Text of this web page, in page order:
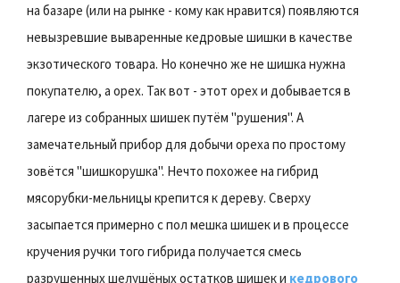
на базаре (или на рынке - кому как нравится) появляются
невызревшие вываренные кедровые шишки в качестве
экзотического товара. Но конечно же не шишка нужна
покупателю, а орех. Так вот - этот орех и добывается в
лагере из собранных шишек путём "рушения". А
замечательный прибор для добычи ореха по простому
зовётся "шишкорушка". Нечто похожее на гибрид
мясорубки-мельницы крепится к дереву. Сверху
засыпается примерно с пол мешка шишек и в процессе
кручения ручки того гибрида получается смесь
разрушенных шелушёных остатков шишек и кедрового